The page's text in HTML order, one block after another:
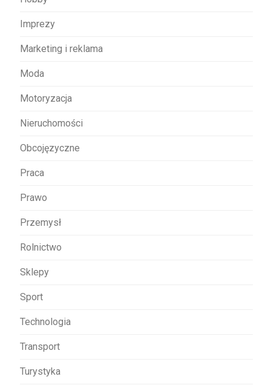
Imprezy
Marketing i reklama
Moda
Motoryzacja
Nieruchomości
Obcojęzyczne
Praca
Prawo
Przemysł
Rolnictwo
Sklepy
Sport
Technologia
Transport
Turystyka